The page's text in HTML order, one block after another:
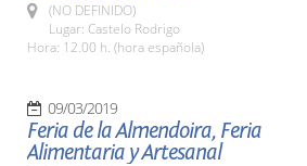
(NO DEFINIDO)
Lugar: Castelo Rodrigo
Hora: 12.00 h. (hora española)
09/03/2019
Feria de la Almendoira, Feria
Alimentaria y Artesanal